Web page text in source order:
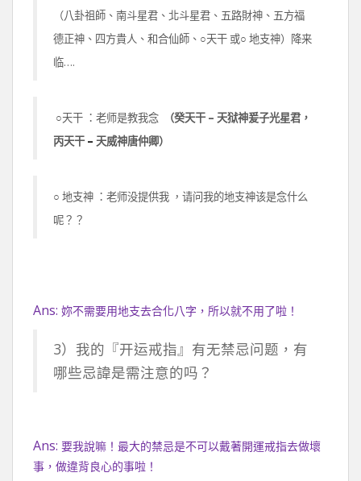
（八卦祖師、南斗星君、北斗星君、五路財神、五方福
德正神、四方貴人、和合仙師、○天干 或○ 地支神）降来
临….
○天干 ：老师是教我念
（癸天干 – 天狱神爰子光星君，
丙天干 – 天威神唐仲卿）
○ 地支神 ：老师没提供我 ，请问我的地支神该是念什么
呢？？
Ans: 妳不需要用地支去合化八字，所以就不用了啦！
3）我的『开运戒指』有无禁忌问题，有
哪些忌諱是需注意的吗？
Ans: 要我說嘛！最大的禁忌是不可以戴著開運戒指去做壞
事，做違背良心的事啦！